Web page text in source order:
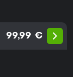
99,99 €